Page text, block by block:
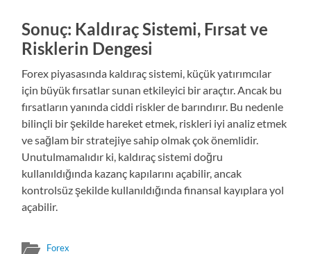
Sonuç: Kaldıraç Sistemi, Fırsat ve
Risklerin Dengesi
Forex piyasasında kaldıraç sistemi, küçük yatırımcılar
için büyük fırsatlar sunan etkileyici bir araçtır. Ancak bu
fırsatların yanında ciddi riskler de barındırır. Bu nedenle
bilinçli bir şekilde hareket etmek, riskleri iyi analiz etmek
ve sağlam bir stratejiye sahip olmak çok önemlidir.
Unutulmamalıdır ki, kaldıraç sistemi doğru
kullanıldığında kazanç kapılarını açabilir, ancak
kontrolsüz şekilde kullanıldığında finansal kayıplara yol
açabilir.
Forex